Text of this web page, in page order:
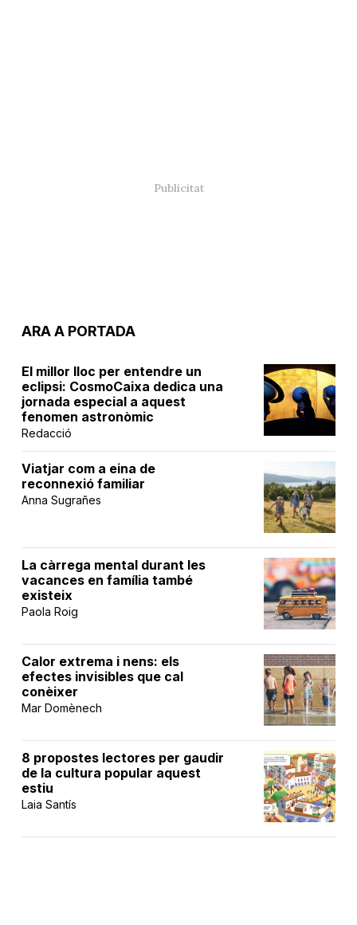
ARA A PORTADA
El millor lloc per entendre un
eclipsi: CosmoCaixa dedica una
jornada especial a aquest
fenomen astronòmic
Redacció
Viatjar com a eina de
reconnexió familiar
Anna Sugrañes
La càrrega mental durant les
vacances en família també
existeix
Paola Roig
Calor extrema i nens: els
efectes invisibles que cal
conèixer
Mar Domènech
8 propostes lectores per gaudir
de la cultura popular aquest
estiu
Laia Santís